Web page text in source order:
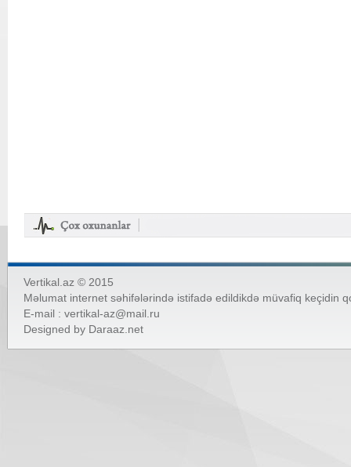
Vertikal.az © 2015
Məlumat internet səhifələrində istifadə edildikdə müvafiq keçidin
E-mail : vertikal-az@mail.ru
Designed by Daraaz.net